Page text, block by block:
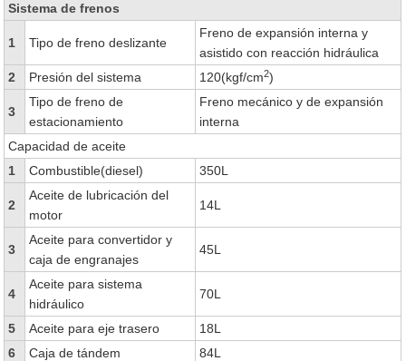
Sistema de frenos
1 Tipo de freno deslizante
Freno de expansión interna y
asistido con reacción hidráulica
2
Presión del sistema 120(kgf/cm2)
3
Tipo de freno de
estacionamiento
Freno mecánico y de expansión
interna
Capacidad de aceite
1
Combustible(diesel) 350L
2
Aceite de lubricación del
motor
14L
3
Aceite para convertidor y
caja de engranajes
45L
4
Aceite para sistema
hidráulico
70L
5 Aceite para eje trasero
18L
6
Caja de tándem 84L